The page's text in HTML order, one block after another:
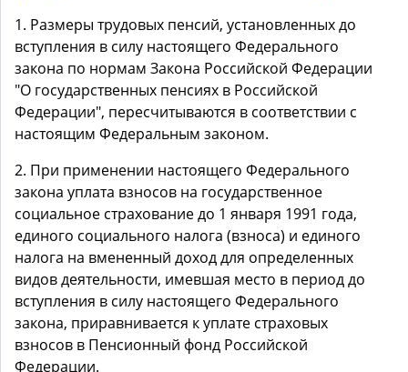
1. Размеры трудовых пенсий, установленных до
вступления в силу настоящего Федерального
закона по нормам Закона Российской Федерации
"О государственных пенсиях в Российской
Федерации", пересчитываются в соответствии с
настоящим Федеральным законом.
2. При применении настоящего Федерального
закона уплата взносов на государственное
социальное страхование до 1 января 1991 года,
единого социального налога (взноса) и единого
налога на вмененный доход для определенных
видов деятельности, имевшая место в период до
вступления в силу настоящего Федерального
закона, приравнивается к уплате страховых
взносов в Пенсионный фонд Российской
Федерации.